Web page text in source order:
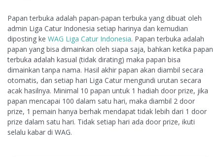
Papan terbuka adalah papan-papan terbuka yang dibuat oleh
admin Liga Catur Indonesia setiap harinya dan kemudian
diposting ke WAG Liga Catur Indonesia. Papan terbuka adalah
papan yang bisa dimainkan oleh siapa saja, bahkan ketika papan
terbuka adalah kasual (tidak dirating) maka papan bisa
dimainkan tanpa nama. Hasil akhir papan akan diambil secara
otomatis, dan setiap hari Liga Catur mengundi urutan secara
acak hasilnya. Minimal 10 papan untuk 1 hadiah door prize, jika
papan mencapai 100 dalam satu hari, maka diambil 2 door
prize, 1 pemain hanya berhak mendapat tidak lebih dari 1 door
prize dalam satu hari. Tidak setiap hari ada door prize, ikuti
selalu kabar di WAG.